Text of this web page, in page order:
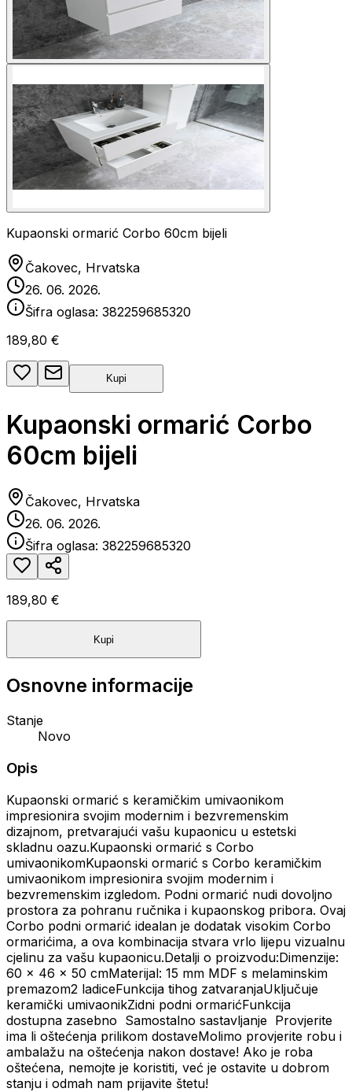
Kupaonski ormarić Corbo 60cm bijeli
Čakovec, Hrvatska
26. 06. 2026.
Šifra oglasa: 382259685320
189,80 €
Kupi
Kupaonski ormarić Corbo
60cm bijeli
Čakovec, Hrvatska
26. 06. 2026.
Šifra oglasa: 382259685320
189,80 €
Kupi
Osnovne informacije
Stanje
Novo
Opis
Kupaonski ormarić s keramičkim umivaonikom
impresionira svojim modernim i bezvremenskim
dizajnom, pretvarajući vašu kupaonicu u estetski
skladnu oazu.Kupaonski ormarić s Corbo
umivaonikomKupaonski ormarić s Corbo keramičkim
umivaonikom impresionira svojim modernim i
bezvremenskim izgledom. Podni ormarić nudi dovoljno
prostora za pohranu ručnika i kupaonskog pribora. Ovaj
Corbo podni ormarić idealan je dodatak visokim Corbo
ormarićima, a ova kombinacija stvara vrlo lijepu vizualnu
cjelinu za vašu kupaonicu.Detalji o proizvodu:Dimenzije:
60 x 46 x 50 cmMaterijal: 15 mm MDF s melaminskim
premazom2 ladiceFunkcija tihog zatvaranjaUključuje
keramički umivaonikZidni podni ormarićFunkcija
dostupna zasebno Samostalno sastavljanje Provjerite
ima li oštećenja prilikom dostaveMolimo provjerite robu i
ambalažu na oštećenja nakon dostave! Ako je roba
oštećena, nemojte je koristiti, već je ostavite u dobrom
stanju i odmah nam prijavite štetu!